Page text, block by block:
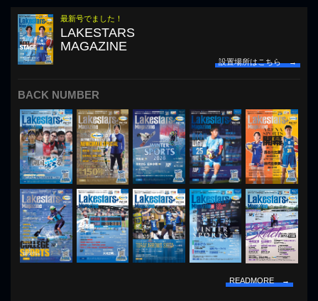
最新号でました！
LAKESTARS
MAGAZINE
設置場所はこちら →
BACK NUMBER
READMORE →